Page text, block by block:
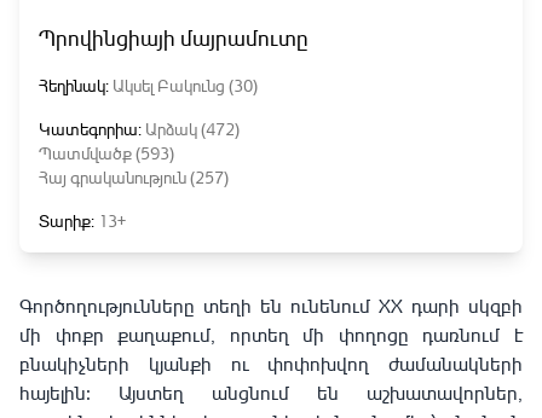
Պրովինցիայի մայրամուտը
Հեղինակ: Ակսել Բակունց (30)
Կատեգորիա: Արձակ (472)
Պատմվածք (593)
Հայ գրականություն (257)
Տարիք: 13+
Գործողությունները տեղի են ունենում XX դարի սկզբի
մի փոքր քաղաքում, որտեղ մի փողոցը դառնում է
բնակիչների կյանքի ու փոփոխվող ժամանակների
հայելին։ Այստեղ անցնում են աշխատավորներ,